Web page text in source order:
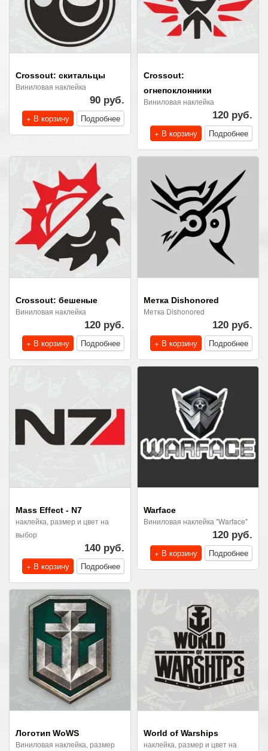
Crossout: скитальцы
Виниловая наклейка
90 руб.
+ В корзину
Подробнее
Crossout:
огнепоклонники
Виниловая наклейка
120 руб.
+ В корзину
Подробнее
Crossout: бешеные
Виниловая наклейка
120 руб.
+ В корзину
Подробнее
Метка Dishonored
Метка Dishonored
120 руб.
+ В корзину
Подробнее
Mass Effect - N7
наклейка, размер и цвет на
выбор
140 руб.
+ В корзину
Подробнее
Warface
Виниловая наклейка "Warface"
120 руб.
+ В корзину
Подробнее
Логотип WoWS
Виниловая наклейка, размер
World of Warships
наклейка, размер и цвет на